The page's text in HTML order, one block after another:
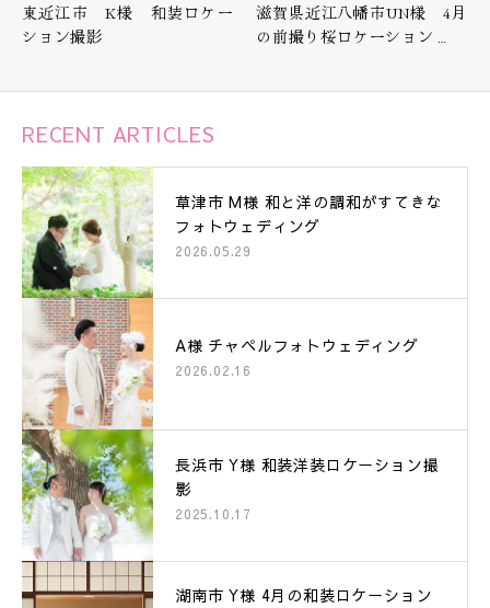
東近江市 K様 和装ロケー
ション撮影
滋賀県近江八幡市UN様 4月
の前撮り桜ロケーション…
RECENT ARTICLES
草津市 M様 和と洋の調和がすてきな
フォトウェディング
2026.05.29
A様 チャペルフォトウェディング
2026.02.16
長浜市 Y様 和装洋装ロケーション撮
影
2025.10.17
湖南市 Y様 4月の和装ロケーション